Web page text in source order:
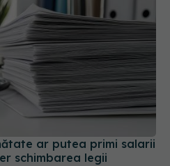
ar putea primi salarii
schimbarea legii